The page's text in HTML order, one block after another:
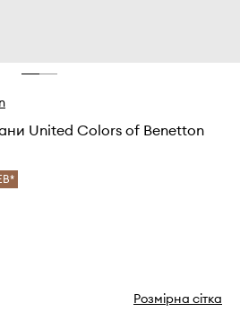
United Colors of Benetton
Розмірна сітка